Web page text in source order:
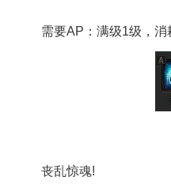
需要AP：满级1级，消
丧乱惊魂!